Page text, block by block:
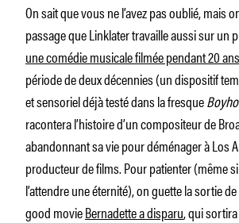
On sait que vous ne l’avez pas oublié, mais
passage que Linklater travaille aussi sur un
une comédie musicale filmée pendant 20 ans
période de deux décennies (un dispositif
et sensoriel déjà testé dans la fresque
racontera l’histoire d’un compositeur de
abandonnant sa vie pour déménager à Los
producteur de films. Pour patienter (même
l’attendre une éternité), on guette la sortie
good movieBernadette a disparu, qui